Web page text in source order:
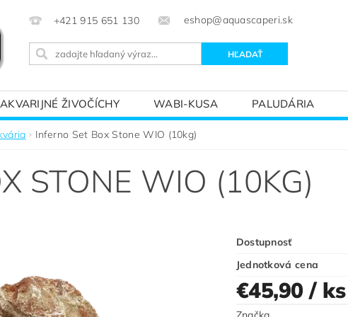
+421 915 651 130 eshop@aquascaperi.sk
AKVARIJNÉ ŽIVOČÍCHY WABI-KUSA PALUDÁRIA
SVETOM – ZÁKLADY AKVARISTIKY
Inferno Set Box Stone WIO (10kg)
STONE WIO (10KG)
Dostupnosť
Jednotková cena
€45,90/ ks